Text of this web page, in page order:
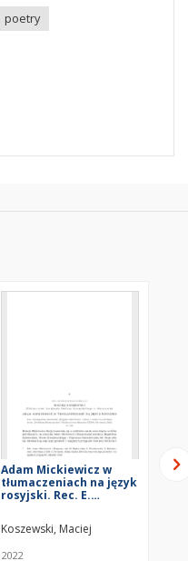
poetry
Adam Mickiewicz w
tłumaczeniach na język
rosyjski. Rec. E.
Mickiewicz. Szkice z
historii przekładu
Koszewski, Maciej
2022